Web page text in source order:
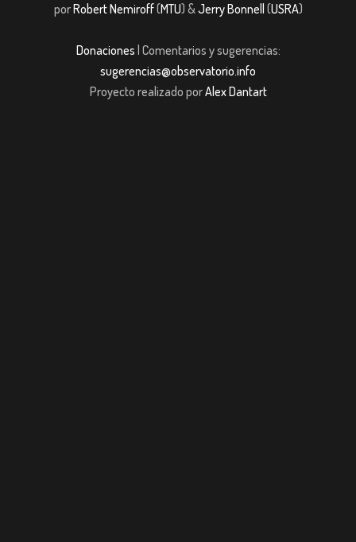
porRobert Nemiroff(MTU) &Jerry Bonnell (USRA)
Donaciones | Comentarios y sugerencias:
sugerencias@observatorio.info
Proyecto realizado porAlex Dantart